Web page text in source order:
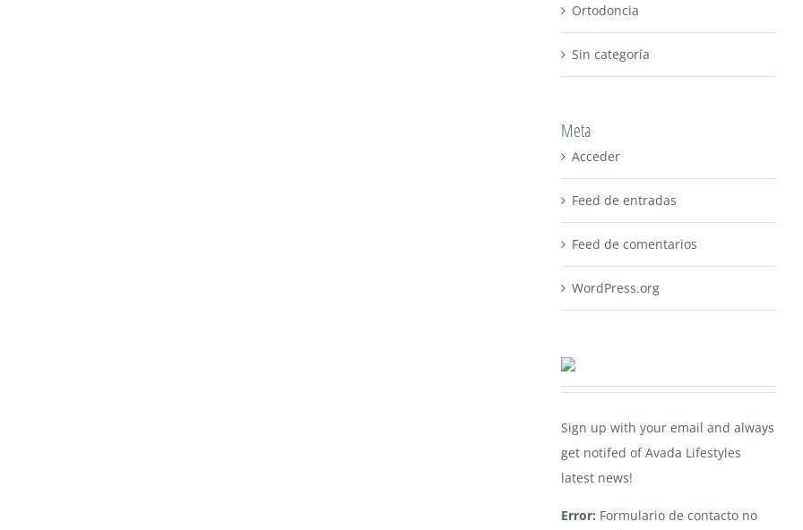
Ortodoncia
Sin categoría
Meta
Acceder
Feed de entradas
Feed de comentarios
WordPress.org
Sign up with your email and always
get notifed of Avada Lifestyles
latest news!
Error: Formulario de contacto no